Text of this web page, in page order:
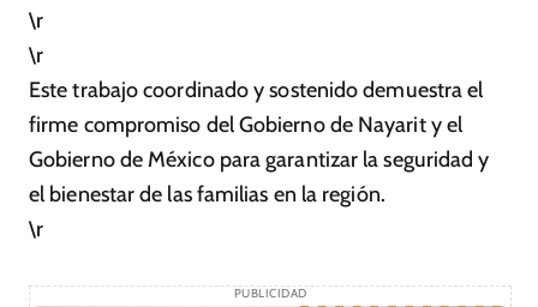
\r
\r
Este trabajo coordinado y sostenido demuestra el
firme compromiso del Gobierno de Nayarit y el
Gobierno de México para garantizar la seguridad y
el bienestar de las familias en la región.
\r
PUBLICIDAD